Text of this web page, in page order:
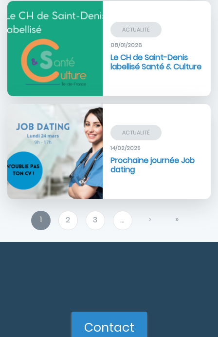
Image
ACTUALITÉ
08/01/2026
Le CH de Saint-Denis
labellisé Santé & Culture
ACTUALITÉ
14/02/2025
Prochaine journée Job
dating
Pagination
Page
courante
1 Page
2 Page
3 …
Page
›
Dernière
»
Contact